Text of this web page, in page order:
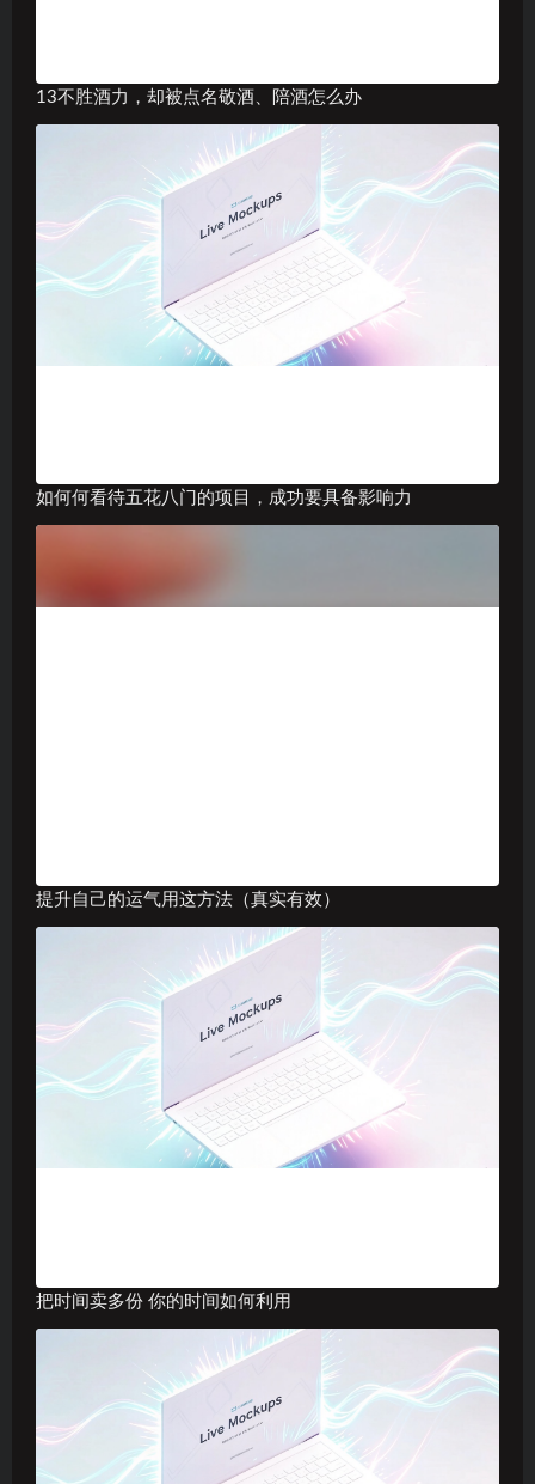
13不胜酒力，却被点名敬酒、陪酒怎么办
如何何看待五花八门的项目，成功要具备影响力
提升自己的运气用这方法（真实有效）
把时间卖多份 你的时间如何利用